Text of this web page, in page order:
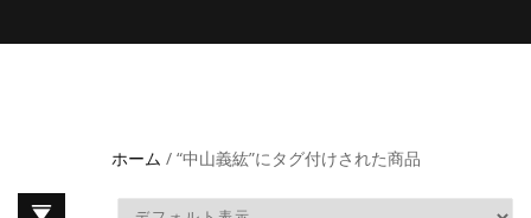
ホーム / “中山義紘”にタグ付けされた商品